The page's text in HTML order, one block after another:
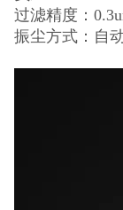
过滤精度：
振尘方式：自